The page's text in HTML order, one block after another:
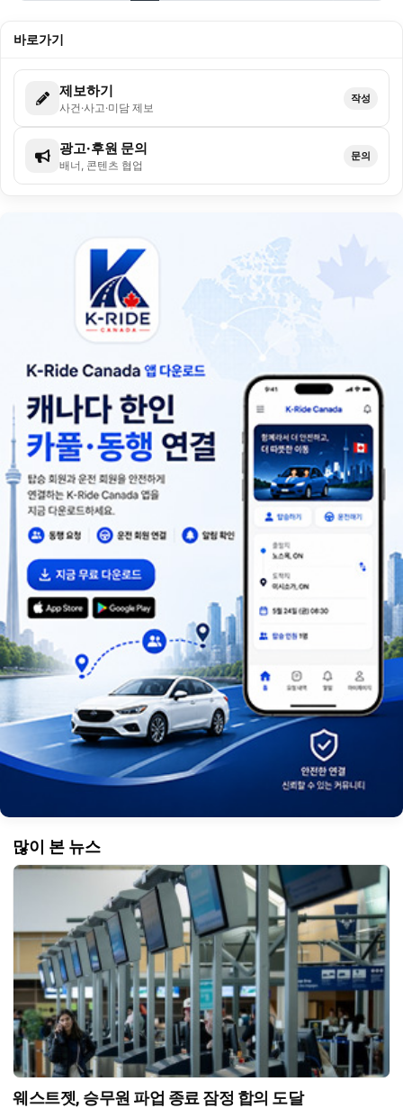
바로가기
제보하기
사건·사고·미담 제보
작성
광고·후원 문의
배너, 콘텐츠 협업
문의
많이 본 뉴스
웨스트젯, 승무원 파업 종료 잠정 합의 도달